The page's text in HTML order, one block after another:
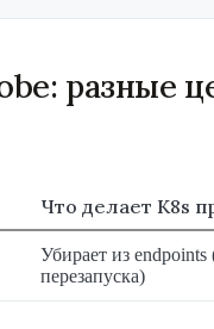
разные
Что делает K8s
Убирает из endpoints
перезапуска)